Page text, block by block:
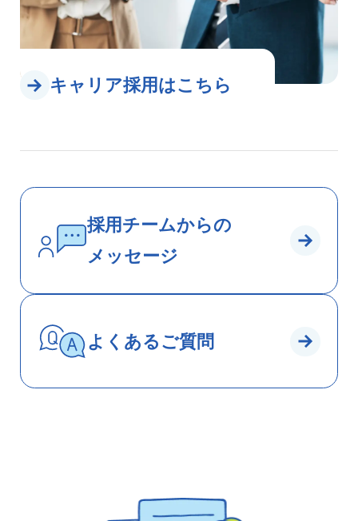
キャリア採用はこちら
採⽤チームからの
メッセージ
よくあるご質問